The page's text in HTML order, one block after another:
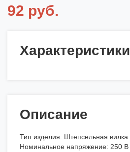
92 руб.
Характеристики
Описание
Тип изделия: Штепсельная вилка
Номинальное напряжение: 250 В